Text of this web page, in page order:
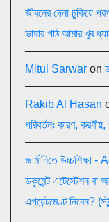
জীবনের দেনা চুকিয়ে
ভাষার পাঠ আমার খুব
Mitul Sarwar on
Rakib Al Hasan
পরিবর্তনঃ কারণ,
জার্মানিতে
ডকুমেন্ট এটেস্টেশন বা
এপয়েন্টমেণ্ট নিবেন?